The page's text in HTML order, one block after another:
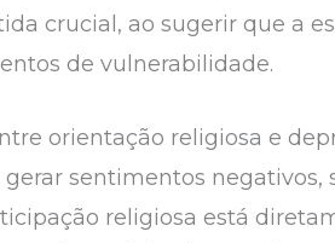
crucial, ao sugerir que a
de vulnerabilidade.
orientação religiosa e
sentimentos negativos,
religiosa está